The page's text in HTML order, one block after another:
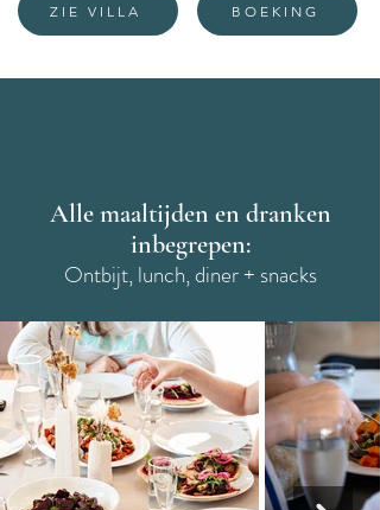
ZIE VILLA BOEKING
Alle maaltijden en dranken
inbegrepen:
Ontbijt, lunch, diner + snacks